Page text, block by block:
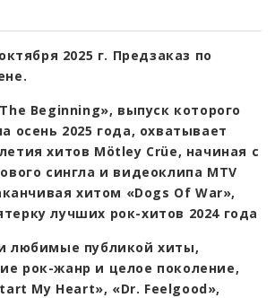
2025 г. Предзаказ по
Beginning», выпуск которого
осень 2025 года, охватывает
хитов Mötley Crüe, начиная с
сингла и видеоклипа MTV
хитом «Dogs Of War»,
лучших рок-хитов 2024 года
любимые публикой хиты,
рок-жанр и целое поколение,
My Heart», «Dr. Feelgood»,